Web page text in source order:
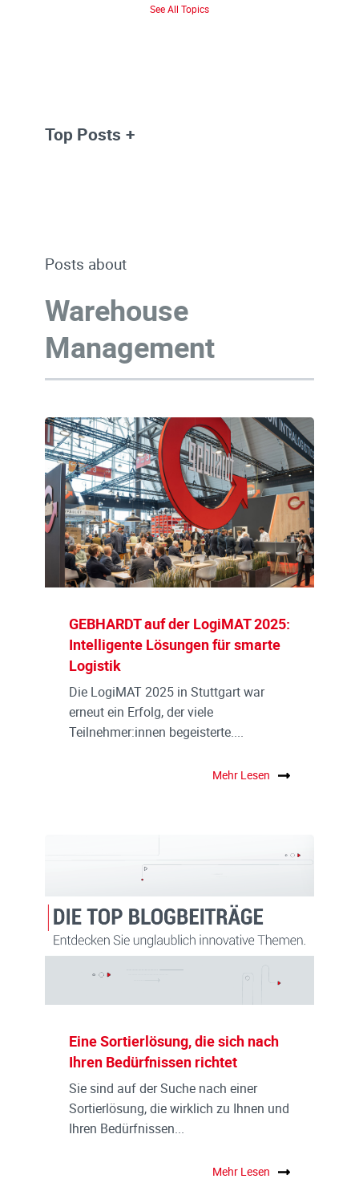
Posts about
Warehouse
Management
GEBHARDT auf der LogiMAT 2025:
Intelligente Lösungen für smarte
Logistik
Die LogiMAT 2025 in Stuttgart war
erneut ein Erfolg, der viele
Teilnehmer:innen begeisterte....
Mehr Lesen
Eine Sortierlösung, die sich nach
Ihren Bedürfnissen richtet
Sie sind auf der Suche nach einer
Sortierlösung, die wirklich zu Ihnen und
Ihren Bedürfnissen...
Mehr Lesen
See All Topics
Top Posts